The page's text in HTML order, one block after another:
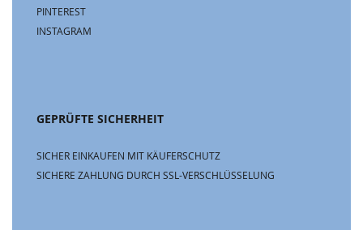
PINTEREST
INSTAGRAM
GEPRÜFTE SICHERHEIT
SICHER EINKAUFEN MIT KÄUFERSCHUTZ
SICHERE ZAHLUNG DURCH SSL-VERSCHLÜSSELUNG